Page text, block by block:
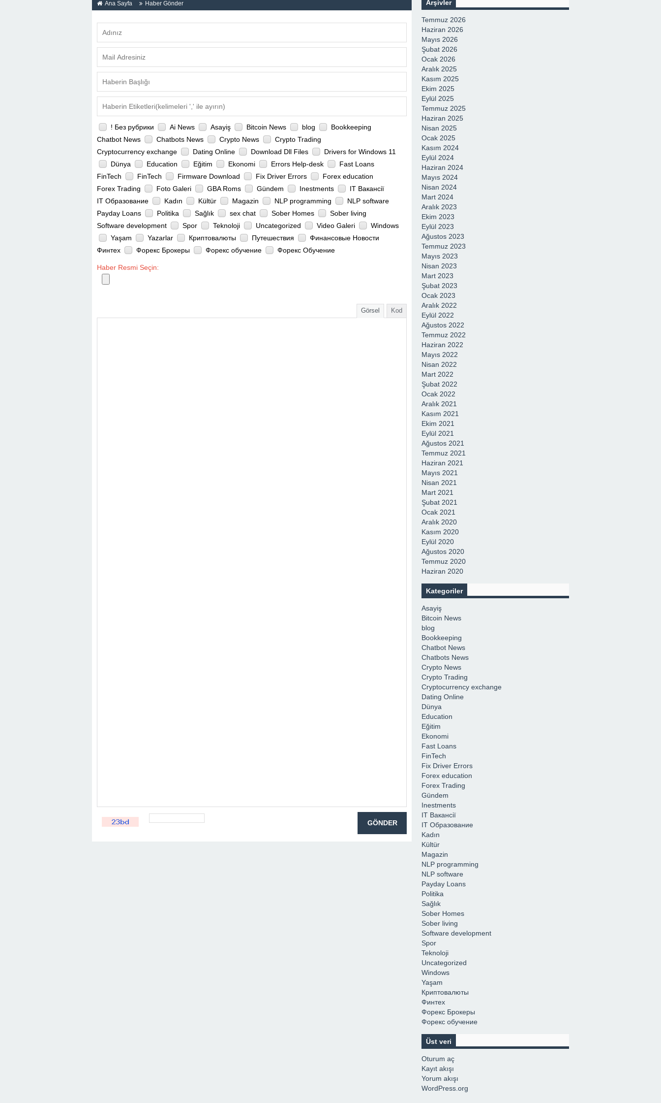
Dikkat Çekici
Ana Sayfa Haber Gönder
! Без рубрики Ai News Asayiş Bitcoin News blog
Bookkeeping
Chatbot News
Chatbots News Crypto News
Crypto Trading
Cryptocurrency exchange
Dating Online Download Dll Files
Drivers for Windows 11
Dünya
Education Eğitim Ekonomi Errors Help-desk
Fast Loans
FinTech
FinTech Firmware Download Fix Driver Errors
Forex education
Forex Trading
Foto Galeri GBA Roms Gündem Inestments
IT Вакансії
IT Образование
Kadın Kültür Magazin NLP programming
NLP software
Payday Loans
Politika Sağlık sex chat Sober Homes
Sober living
Software development
Spor Teknoloji Uncategorized Video Galeri
Windows
Yaşam
Yazarlar Криптовалюты Путешествия
Финансовые Новости
Финтех
Форекс Брокеры Форекс обучение Форекс Обучение
Haber Resmi Seçin:
Görsel Kod
Arşivler
Temmuz 2026
Haziran 2026
Mayıs 2026
Şubat 2026
Ocak 2026
Aralık 2025
Kasım 2025
Ekim 2025
Eylül 2025
Temmuz 2025
Haziran 2025
Nisan 2025
Ocak 2025
Kasım 2024
Eylül 2024
Haziran 2024
Mayıs 2024
Nisan 2024
Mart 2024
Aralık 2023
Ekim 2023
Eylül 2023
Ağustos 2023
Temmuz 2023
Mayıs 2023
Nisan 2023
Mart 2023
Şubat 2023
Ocak 2023
Aralık 2022
Eylül 2022
Ağustos 2022
Temmuz 2022
Haziran 2022
Mayıs 2022
Nisan 2022
Mart 2022
Şubat 2022
Ocak 2022
Aralık 2021
Kasım 2021
Ekim 2021
Eylül 2021
Ağustos 2021
Temmuz 2021
Haziran 2021
Mayıs 2021
Nisan 2021
Mart 2021
Şubat 2021
Ocak 2021
Aralık 2020
Kasım 2020
Eylül 2020
Ağustos 2020
Temmuz 2020
Haziran 2020
Kategoriler
Asayiş
Bitcoin News
blog
Bookkeeping
Chatbot News
Chatbots News
Crypto News
Crypto Trading
Cryptocurrency exchange
Dating Online
Dünya
Education
Eğitim
Ekonomi
Fast Loans
FinTech
Fix Driver Errors
Forex education
Forex Trading
Gündem
Inestments
IT Вакансії
IT Образование
Kadın
Kültür
Magazin
NLP programming
NLP software
Payday Loans
Politika
Sağlık
Sober Homes
Sober living
Software development
Spor
Teknoloji
Uncategorized
Windows
Yaşam
Криптовалюты
Финтех
Форекс Брокеры
Форекс обучение
Üst veri
Oturum aç
Kayıt akışı
Yorum akışı
WordPress.org